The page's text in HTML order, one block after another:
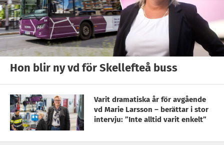
Hon blir ny vd för Skellefteå buss
Varit dramatiska år för avgående
vd Marie Larsson – berättar i stor
intervju: ”Inte alltid varit enkelt”